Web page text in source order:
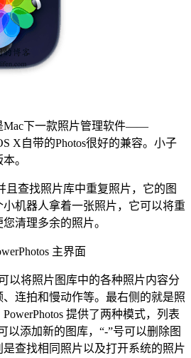
Mac下一款照片管理软件——
X自带的Photos很好的兼容。小子
。
且查找照片库中重复照片，它的图
机器人拿着一张照片，它可以将重
清理多余的照片。
以将照片图库中的各种照片内容分
连拍和慢动作等。最右侧的就是照
提供了两种模式，列表
以添加新的图库，“-”号可以删除图
查找相同照片以及打开系统的照片